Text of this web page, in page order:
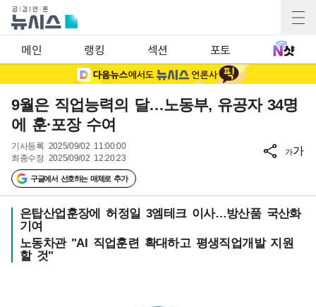
메인 랭킹 섹션 포토
9월은 직업능력의 달…노동부, 유공자 34명
에 훈·포장 수여
기사등록 2025/09/02 11:00:00
최종수정 2025/09/02 12:20:23
구글에서 선호하는 매체로 추가
가가
은탑산업훈장에 허정일 3엠테크 이사…방산품 국산화
기여
노동차관 "AI 직업훈련 확대하고 평생직업개발 지원
할 것"